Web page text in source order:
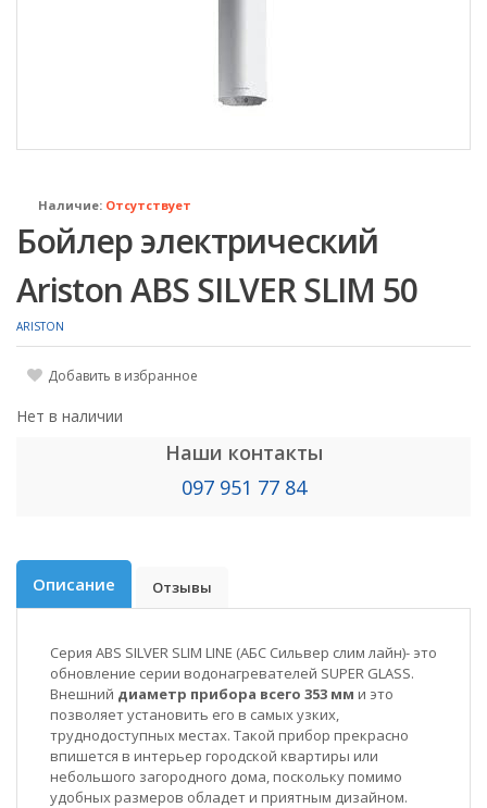
Наличие: Отсутствует
Бойлер электрический
Ariston ABS SILVER SLIM 50
ARISTON
Добавить в избранное
Нет в наличии
Наши контакты
097 951 77 84
Описание Отзывы
Серия ABS SILVER SLIM LINE (АБС Сильвер слим лайн)- это
обновление серии водонагревателей SUPER GLASS.
Внешний диаметр прибора всего 353 мм и это
позволяет установить его в самых узких,
труднодоступных местах. Такой прибор прекрасно
впишется в интерьер городской квартиры или
небольшого загородного дома, поскольку помимо
удобных размеров обладет и приятным дизайном.